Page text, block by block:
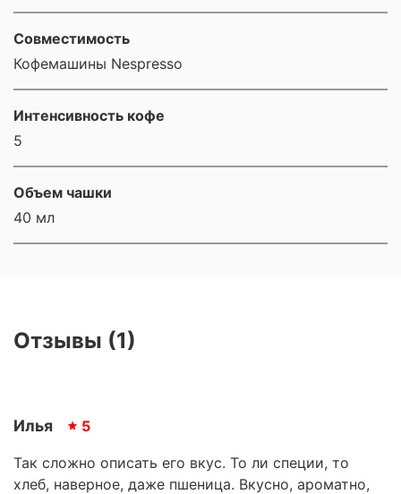
Совместимость
Кофемашины Nespresso
Интенсивность кофе
5
Объем чашки
40 мл
Отзывы (1)
Илья 5
Так сложно описать его вкус. То ли специи, то
хлеб, наверное, даже пшеница. Вкусно, ароматно,